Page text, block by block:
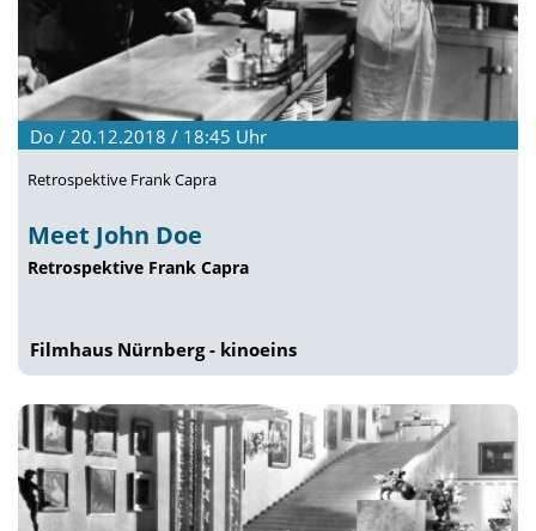
Do / 20.12.2018 / 18:45 Uhr
Retrospektive Frank Capra
Meet John Doe
Retrospektive Frank Capra
Filmhaus Nürnberg - kinoeins